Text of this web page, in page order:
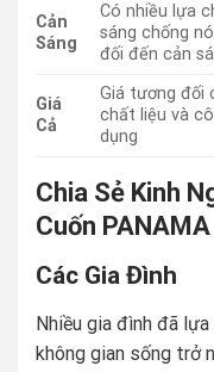
Cản
Sáng
Có nhiều lựa
sáng chống
đối đến cản
Giá
Cả
Giá tương đối
chất liệu và
dụng
Chia Sẻ Kinh
Cuốn PANAMA
Các Gia Đình
Nhiều gia đình đã
không gian sống trở